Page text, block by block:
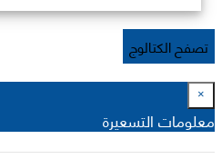
تصفح الكتالوج
×
معلومات التسعيرة